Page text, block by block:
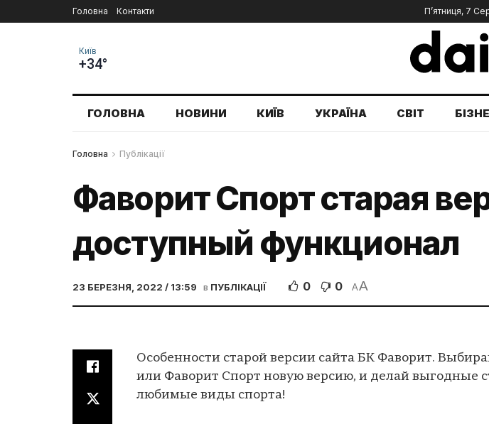
Головна Контакти П’ятниця, 7
Київ
+34°
ГОЛОВНА НОВИНИ КИЇВ УКРАЇНА СВІТ
Головна Публікації
Фаворит Спорт старая
доступный функционал
23 БЕРЕЗНЯ, 2022 / 13:59 в ПУБЛІКАЦІЇ 0 0 AA
Особенности старой версии сайта БК Фаворит.
или Фаворит Спорт новую версию, и делай выгодные
любимые виды спорта!